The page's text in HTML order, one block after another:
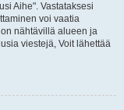
Aihe". Vastataksesi
voi vaatia
nähtävillä alueen ja
viestejä, Voit lähettää